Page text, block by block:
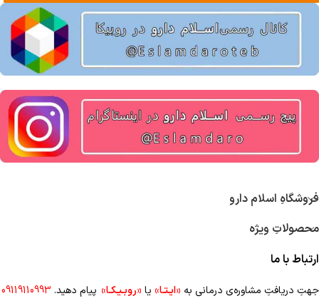
فروشگاهِ اسلام دارو
محصولاتِ ویژه
ارتباط با ما
جهتِ دریافتِ مشاوره‌ی درمانی به «ایـتـا» یا «روبـیـکـا» پیام دهید. 09119110993